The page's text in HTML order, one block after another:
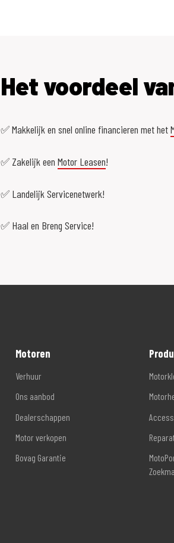
Het voordeel
✅ Makkelijk en snel online financieren met het
✅ Zakelijk een Motor Leasen!
✅ Landelijk Servicenetwerk!
✅ Haal en Breng Service!
Motoren
Verhuur
Ons aanbod
Dealerschappen
Motor verkopen
Bovag Garantie